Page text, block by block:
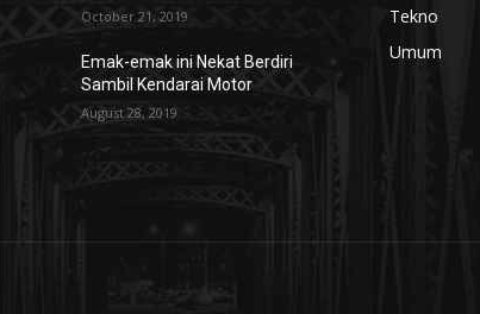
October 21, 2019
Emak-emak ini Nekat Berdiri
Sambil Kendarai Motor
August 28, 2019
Tekno
Umum